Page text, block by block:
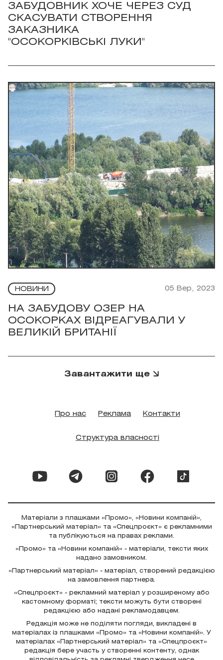
ЗАБУДОВНИК ХОЧЕ ЧЕРЕЗ СУД
СКАСУВАТИ СТВОРЕННЯ
ЗАКАЗНИКА
"ОСОКОРКІВСЬКІ ЛУКИ"
НОВИНИ 05 Вер, 2023
НА ЗАБУДОВУ ОЗЕР НА
ОСОКОРКАХ ВІДРЕАГУВАЛИ У
ВЕЛИКІЙ БРИТАНІЇ
Завантажити ще
Про нас Реклама Контакти
Структура власності
Матеріали з плашками «Промо», «Новини компаній»,
«Партнерський матеріал» та «Спецпроєкт» є рекламними
та публікуються на правах реклами.
«Промо» та «Новини компаній» - матеріали, тексти яких
надано замовником.
«Партнерський матеріал» - матеріал, створений редакцією
на замовлення партнера.
«Спецпроєкт» - рекламний матеріал у розширеному або
кастомному форматі; тексти можуть бути створені
редакцією або надані рекламодавцем.
Редакція може не поділяти погляди, викладені в
матеріалах із плашками «Промо» та «Новини компаній». У
матеріалах «Партнерський матеріал» та «Спецпроєкт»
редакція бере участь у створенні контенту, однак